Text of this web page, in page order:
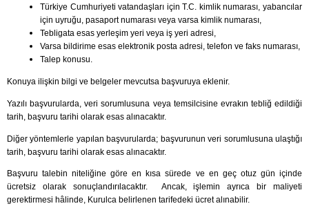
Türkiye Cumhuriyeti vatandaşları için T.C. kimlik numarası, yabancılar
için uyruğu, pasaport numarası veya varsa kimlik numarası,
Tebligata esas yerleşim yeri veya iş yeri adresi,
Varsa bildirime esas elektronik posta adresi, telefon ve faks numarası,
Talep konusu.
Konuya ilişkin bilgi ve belgeler mevcutsa başvuruya eklenir.
Yazılı başvurularda, veri sorumlusuna veya temsilcisine evrakın tebliğ edildiği
tarih, başvuru tarihi olarak esas alınacaktır.
Diğer yöntemlerle yapılan başvurularda; başvurunun veri sorumlusuna ulaştığı
tarih, başvuru tarihi olarak esas alınacaktır.
Başvuru talebin niteliğine göre en kısa sürede ve en geç otuz gün içinde
ücretsiz olarak sonuçlandırılacaktır. Ancak, işlemin ayrıca bir maliyeti
gerektirmesi hâlinde, Kurulca belirlenen tarifedeki ücret alınabilir.